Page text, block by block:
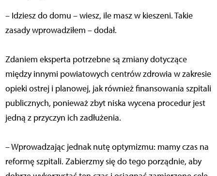
– Idziesz do domu – wiesz, ile masz w kieszeni. Takie
zasady wprowadziłem – dodał.
Zdaniem eksperta potrzebne są zmiany dotyczące
między innymi powiatowych centrów zdrowia w zakresie
opieki ostrej i planowej, jak również finansowania szpitali
publicznych, ponieważ zbyt niska wycena procedur jest
jedną z przyczyn ich zadłużenia.
– Wprowadzając jednak nutę optymizmu: mamy czas na
reformę szpitali. Zabierzmy się do tego porządnie, aby